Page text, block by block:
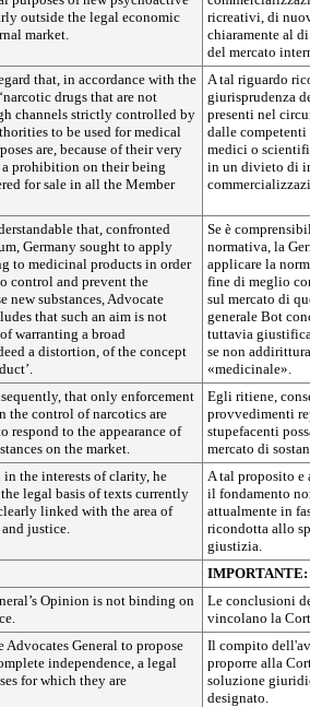
outside the legal economic
market.
ricreativi, di
chiaramente al
del mercato
that, in accordance with the
drugs that are not
channels strictly controlled by
to be used for medical
are, because of their very
a prohibition on their being
for sale in all the Member
A tal riguardo
giurisprudenza
presenti nel
dalle competenti
medici o
in un divieto di
that, confronted
Germany sought to apply
to medicinal products in order
control and prevent the
new substances, Advocate
that such an aim is not
warranting a broad
a distortion, of the concept
Se è
normativa, la
applicare la
fine di meglio
sul mercato di
generale Bot
tuttavia
se non
«medicinale».
that only enforcement
the control of narcotics are
respond to the appearance of
on the market.
Egli ritiene,
provvedimenti
stupefacenti
mercato di
in the interests of clarity, he
legal basis of texts currently
linked with the area of
justice.
A tal proposito e
il fondamento
attualmente in
ricondotta allo
giustizia.
IMPORTANTE:
Opinion is not binding on
Le conclusioni
vincolano la
Advocates General to propose
independence, a legal
for which they are
Il compito
proporre alla
soluzione
designato.